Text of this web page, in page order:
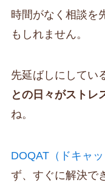
時間がなく相談を
もしれません。
先延ばしにしてい
との日々がストレ
ね。
DOQAT（ドキャッ
ず、すぐに解決で